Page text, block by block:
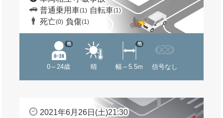
普通乗用車(1) 自転車(1)
死亡(0) 負傷(1)
0～24歳
他
晴 幅～5.5m
他
信号なし
2021年6月26日(土)21:30